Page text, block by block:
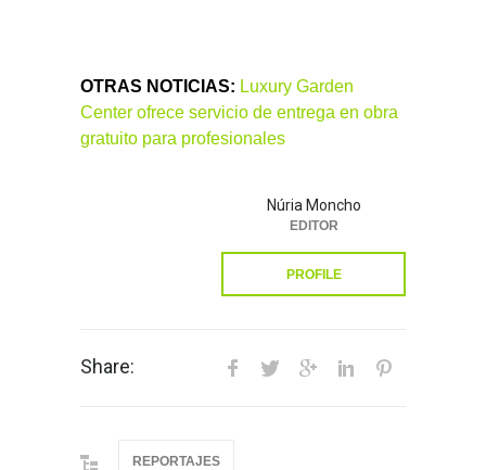
OTRAS NOTICIAS: Luxury Garden
Center ofrece servicio de entrega en obra
gratuito para profesionales
Núria Moncho
EDITOR
PROFILE
Share:
REPORTAJES